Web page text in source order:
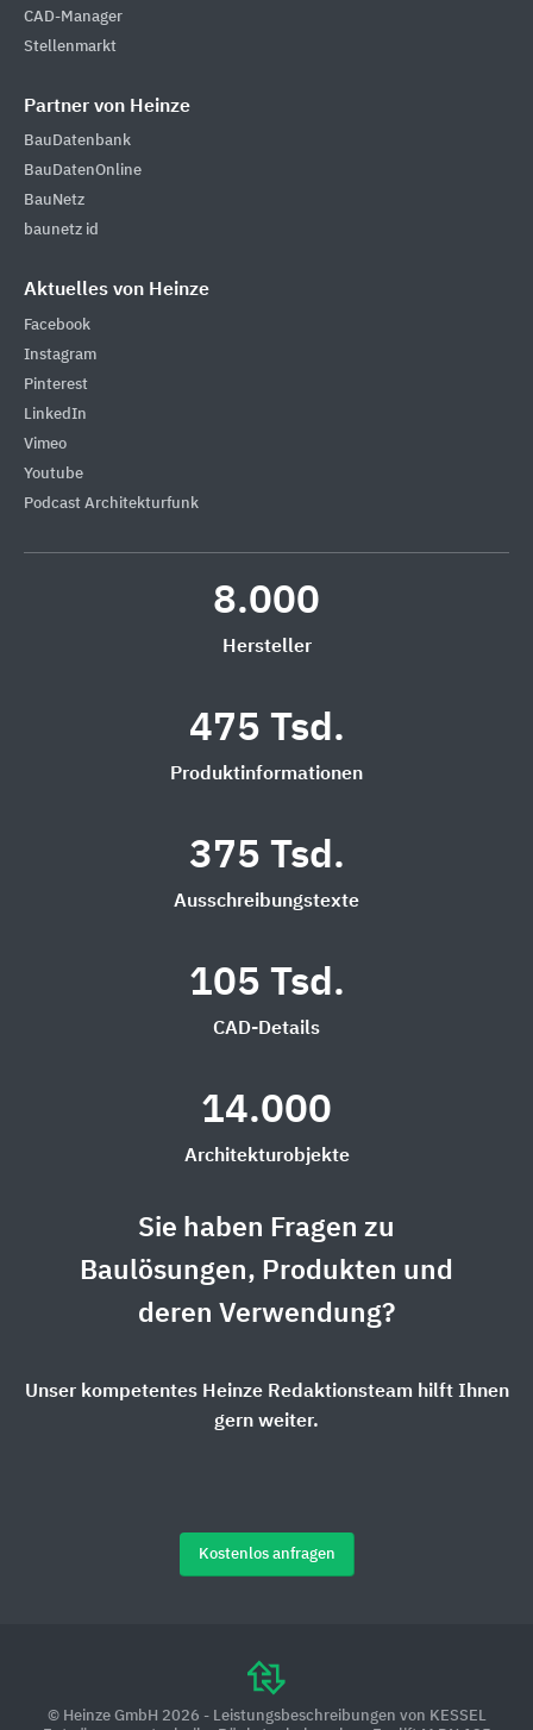
CAD-Manager
Stellenmarkt
Partner von Heinze
BauDatenbank
BauDatenOnline
BauNetz
baunetz id
Aktuelles von Heinze
Facebook
Instagram
Pinterest
LinkedIn
Vimeo
Youtube
Podcast Architekturfunk
8.000
Hersteller
475 Tsd.
Produktinformationen
375 Tsd.
Ausschreibungstexte
105 Tsd.
CAD-Details
14.000
Architekturobjekte
Sie haben Fragen zu
Baulösungen, Produkten und
deren Verwendung?
Unser kompetentes Heinze Redaktionsteam hilft Ihnen
gern weiter.
Kostenlos anfragen
© Heinze GmbH 2026 - Leistungsbeschreibungen von KESSEL